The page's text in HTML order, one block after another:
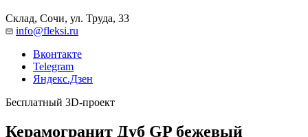
Склад, Сочи, ул. Труда, 33
info@fleksi.ru
Вконтакте
Telegram
Яндекс.Дзен
Бесплатный 3D-проект
Керамогранит Дуб GP бежевый